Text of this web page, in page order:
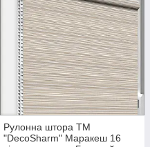
Рулонна штора ТМ
"DecoSharm" Маракеш 16